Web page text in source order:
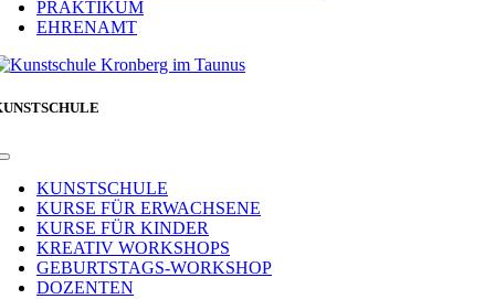
PRAKTIKUM
EHRENAMT
Toggle
NavigationKUNSTSCHULE
KURSE FÜR ERWACHSENE
KURSE FÜR KINDER
KREATIV WORKSHOPS
GEBURTSTAGS-WORKSHOP
DOZENTEN